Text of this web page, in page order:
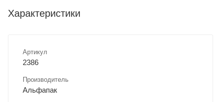
Характеристики
Артикул
2386
Производитель
Альфапак